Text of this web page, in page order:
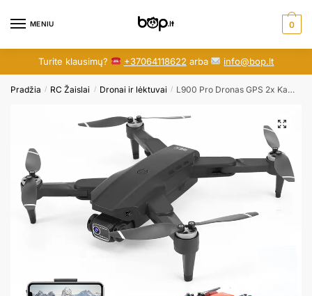
MENIU 0
Turite klausimų? +37064118622 arba info@bop.lt
Pradžia / RC Žaislai / Dronai ir lėktuvai / L900 Pro Dronas GPS 2x Kameros 2x Baterijos